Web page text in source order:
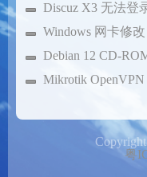
Discuz X3 无法登
制域名跳转
Windows 网卡修改
MTUDebian 12 CD-
修改为网络源
Mikrotik
粤